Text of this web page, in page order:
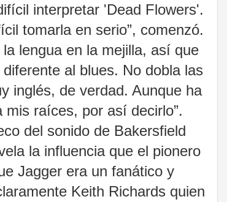
interpretar 'Dead Flowers'.
tomarla en serio”, comenzó.
lengua en la mejilla, así que
al blues. No dobla las
inglés, de verdad. Aunque ha
raíces, por así decirlo”.
del sonido de Bakersfield
la influencia que el pionero
Jagger era un fanático y
Keith Richards quien